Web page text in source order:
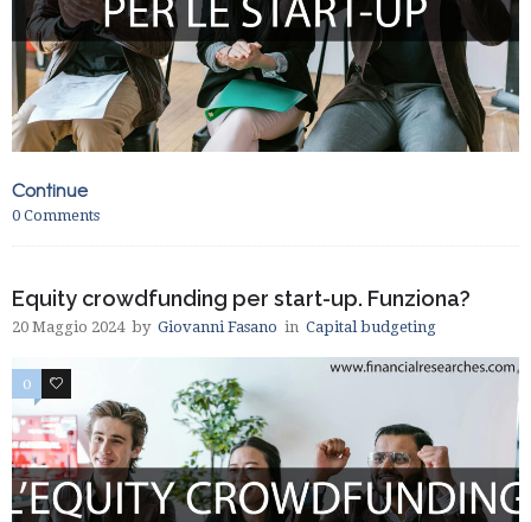
Continue
0 Comments
Equity crowdfunding per start-up. Funziona?
20 Maggio 2024 by Giovanni Fasano in Capital budgeting
0 0